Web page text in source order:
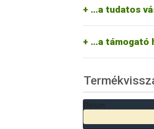
...a tudatos
...a támogató
információkat a
törvény erejével